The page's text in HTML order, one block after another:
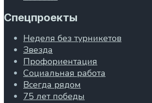
Спецпроекты
Неделя без турникетов
Звезда
Профориентация
Социальная работа
Всегда рядом
75 лет победы